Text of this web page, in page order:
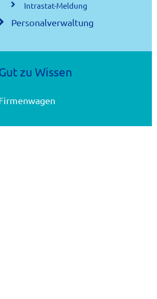
Intrastat-Meldung
Personalverwaltung
zu Wissen